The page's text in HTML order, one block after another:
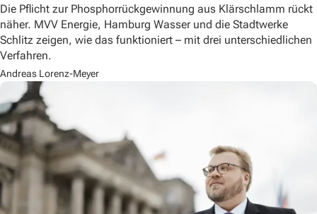
Die Pflicht zur Phosphorrückgewinnung aus Klärschlamm rückt
näher. MVV Energie, Hamburg Wasser und die Stadtwerke
Schlitz zeigen, wie das funktioniert – mit drei unterschiedlichen
Verfahren.
Andreas Lorenz-Meyer